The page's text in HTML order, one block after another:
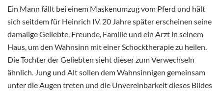
Ein Mann fällt bei einem Maskenumzug vom Pferd und hält
sich seitdem für Heinrich IV. 20 Jahre später erscheinen seine
damalige Geliebte, Freunde, Familie und ein Arzt in seinem
Haus, um den Wahnsinn mit einer Schocktherapie zu heilen.
Die Tochter der Geliebten sieht dieser zum Verwechseln
ähnlich. Jung und Alt sollen dem Wahnsinnigen gemeinsam
unterdie Augen treten und die Unvereinbarkeit dieses Bildes